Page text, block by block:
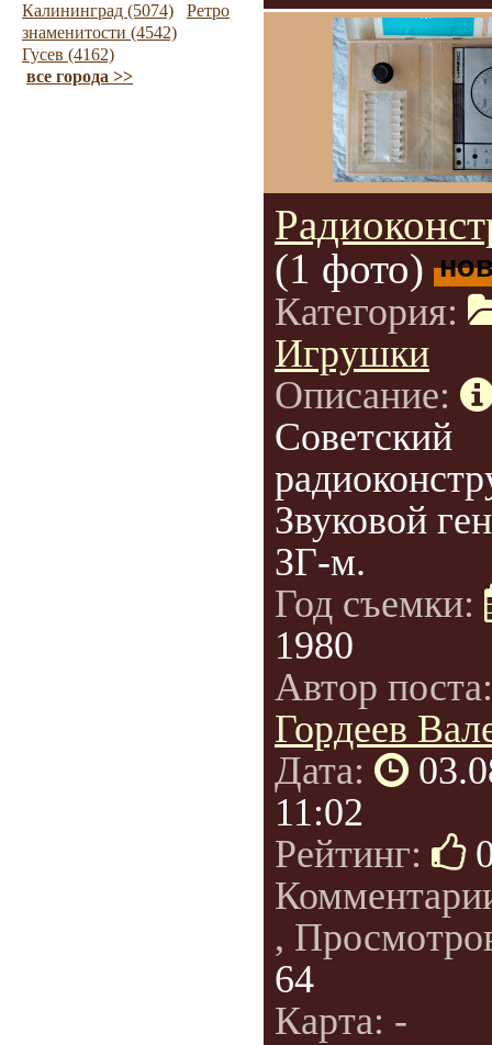
Калининград (5074)
Ретро
знаменитости (4542)
Гусев (4162)
все города >>
(1 фото)
Категория:
Игрушки
Описание:
Советский
Звуковой
ЗГ-м.
Год съемки:
1980
Автор
Гордеев
Дата:
11:02
Рейтинг:
,
64
Карта: -